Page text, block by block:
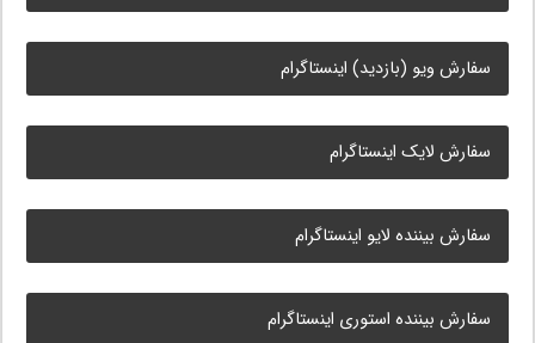
سفارش ویو (بازدید) اینستاگرام
سفارش لایک اینستاگرام
سفارش بیننده لایو اینستاگرام
سفارش بیننده استوری اینستاگرام